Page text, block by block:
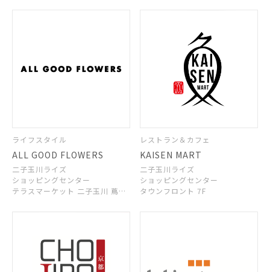
ライフスタイル
ALL GOOD FLOWERS
二子玉川ライズ
ショッピングセンター
テラスマーケット 二子玉川 蔦屋
レストラン＆カフェ
KAISEN MART
二子玉川ライズ
ショッピングセンター
タウンフロント 7F